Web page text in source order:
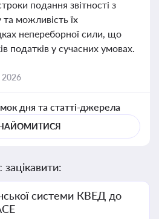
подання звітності з
можливість їх
непереборної сили, що
податків у сучасних умовах.
2026
дня та статті-джерела
системи КВЕД до